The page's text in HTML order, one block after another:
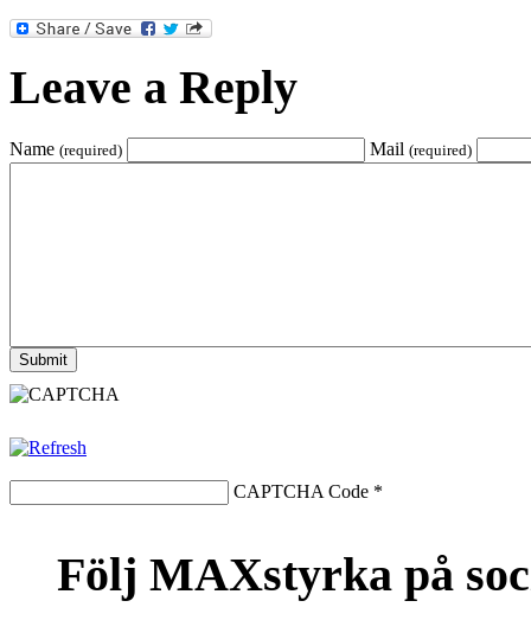
Leave a Reply
Name (required) Mail (required)
CAPTCHA Code *
Följ MAXstyrka på